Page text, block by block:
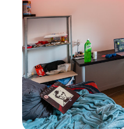
Nieuw
Begin
voor